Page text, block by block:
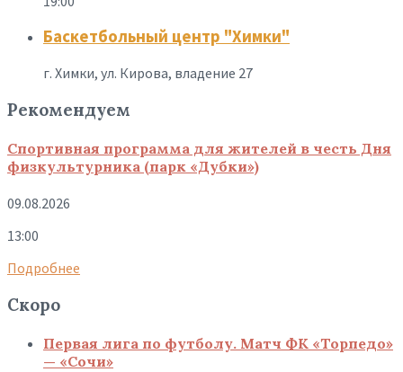
Баскетбольный центр "Химки"
г. Химки, ул. Кирова, владение 27
Рекомендуем
Спортивная программа для жителей в честь Дня
физкультурника (парк «Дубки»)
09.08.2026
13:00
Подробнее
Скоро
Первая лига по футболу. Матч ФК «Торпедо»
— «Сочи»